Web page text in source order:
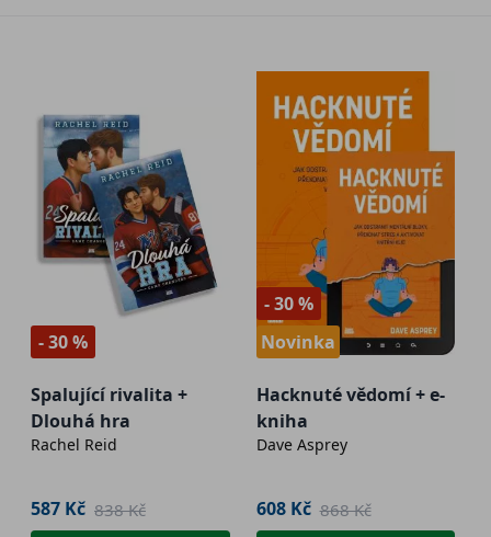
- 30 %
Spalující rivalita +
Dlouhá hra
Rachel Reid
587 Kč 838 Kč
- 30 %
Novinka
Hacknuté vědomí + e-
kniha
Dave Asprey
608 Kč 868 Kč